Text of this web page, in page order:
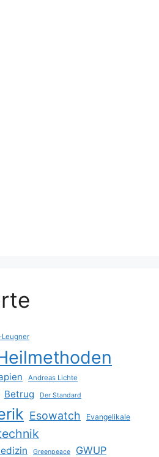
Andreas Lichte
Betrug Der Standard
Esowatch Evangelikale
Greenpeace GWUP